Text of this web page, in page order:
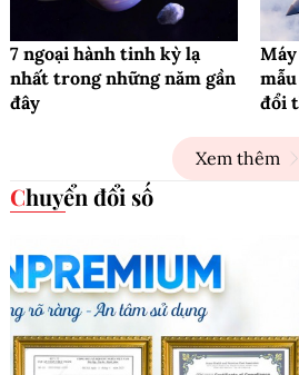
7 ngoại hành tinh kỳ lạ
nhất trong những năm gần
đây
đổi
Xem thêm
Chuyển đổi số